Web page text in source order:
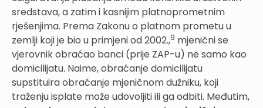
sredstava, a zatim i kasnijim platnoprometnim
rješenjima. Prema Zakonu o platnom prometu u
zemlji koji je bio u primjeni od 2002.,9 mjenični se
vjerovnik obraćao banci (prije ZAP-u) ne samo kao
domicilijatu. Naime, obraćanje domicilijatu
supstituira obraćanje mjeničnom dužniku, koji
traženju isplate može udovoljiti ili ga odbiti. Međutim,